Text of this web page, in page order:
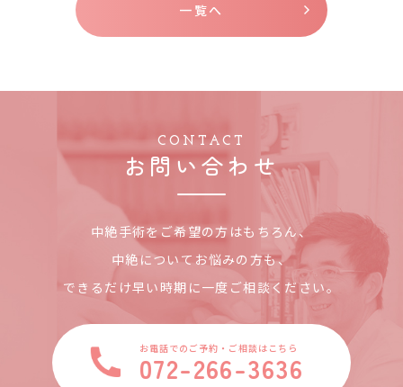
一覧へ
CONTACT
お問い合わせ
中絶手術をご希望の方はもちろん、
中絶についてお悩みの方も、
できるだけ早い時期に一度ご相談ください。
お電話でのご予約・ご相談はこちら
072-266-3636